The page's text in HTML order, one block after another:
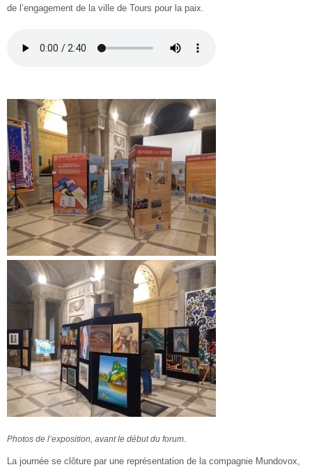
de l’engagement de la ville de Tours pour la paix.
Photos de l’exposition, avant le début du forum.
La journée se clôture par une représentation de la compagnie Mundovox,